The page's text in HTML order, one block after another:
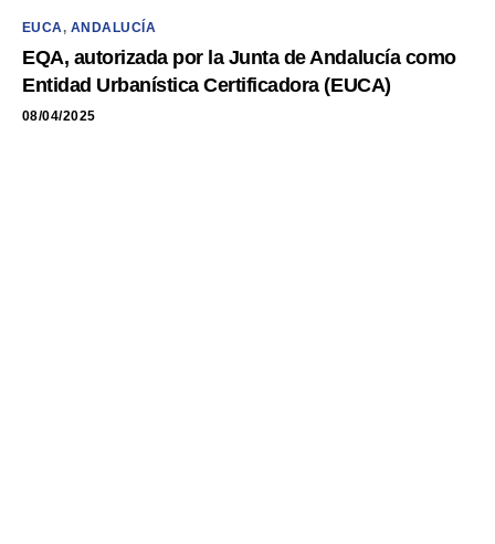
EUCA, ANDALUCÍA
EQA, autorizada por la Junta de Andalucía como
Entidad Urbanística Certificadora (EUCA)
08/04/2025